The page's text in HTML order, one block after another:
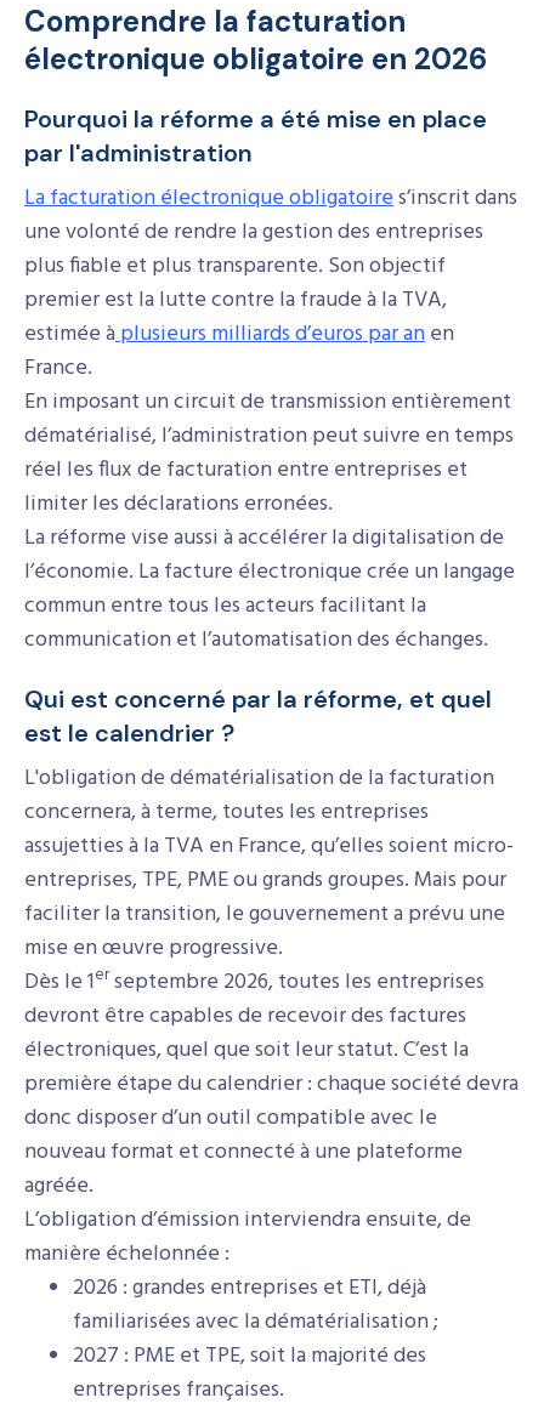
Comprendre la facturation
électronique obligatoire en 2026
Pourquoi la réforme a été mise en place
par l'administration
La facturation électronique obligatoires’inscrit dans
une volonté de rendre la gestion des entreprises
plus fiable et plus transparente. Son objectif
premier est la lutte contre la fraude à la TVA,
estimée àplusieurs milliards d’euros par anen
France.
En imposant un circuit de transmission entièrement
dématérialisé, l’administration peut suivre en temps
réel les flux de facturation entre entreprises et
limiter les déclarations erronées.
La réforme vise aussi à accélérer la digitalisation de
l’économie. La facture électronique crée un langage
commun entre tous les acteurs facilitant la
communication et l’automatisation des échanges.
Qui est concerné par la réforme, et quel
est le calendrier ?
L'obligation de dématérialisation de la facturation
concernera, à terme, toutes les entreprises
assujetties à la TVA en France, qu’elles soient micro-
entreprises, TPE, PME ou grands groupes. Mais pour
faciliter la transition, le gouvernement a prévu une
mise en œuvre progressive.
Dès le 1erseptembre 2026, toutes les entreprises
devront être capables de recevoir des factures
électroniques, quel que soit leur statut. C’est la
première étape du calendrier : chaque société devra
donc disposer d’un outil compatible avec le
nouveau format et connecté à une plateforme
agréée.
L’obligation d’émission interviendra ensuite, de
manière échelonnée :
2026 : grandes entreprises et ETI, déjà
familiarisées avec la dématérialisation ;
2027 : PME et TPE, soit la majorité des
entreprises françaises.